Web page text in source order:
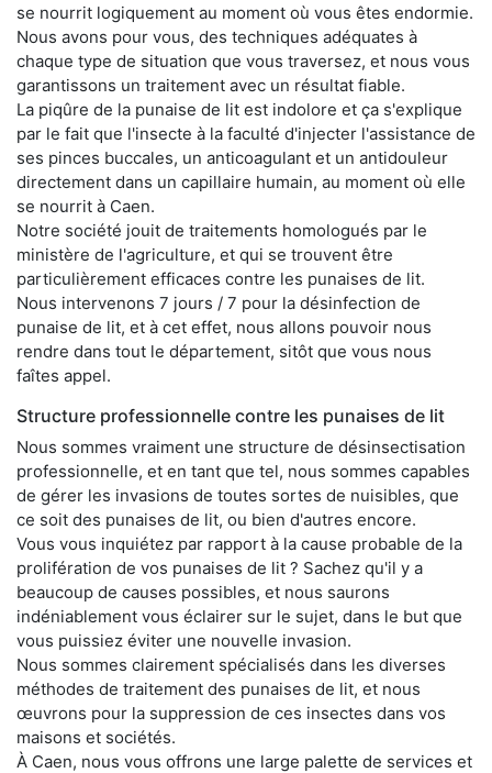
se nourrit logiquement au moment où vous êtes endormie.
Nous avons pour vous, des techniques adéquates à
chaque type de situation que vous traversez, et nous vous
garantissons un traitement avec un résultat fiable.
La piqûre de la punaise de lit est indolore et ça s'explique
par le fait que l'insecte à la faculté d'injecter l'assistance de
ses pinces buccales, un anticoagulant et un antidouleur
directement dans un capillaire humain, au moment où elle
se nourrit à Caen.
Notre société jouit de traitements homologués par le
ministère de l'agriculture, et qui se trouvent être
particulièrement efficaces contre les punaises de lit.
Nous intervenons 7 jours / 7 pour la désinfection de
punaise de lit, et à cet effet, nous allons pouvoir nous
rendre dans tout le département, sitôt que vous nous
faîtes appel.
Structure professionnelle contre les punaises de lit
Nous sommes vraiment une structure de désinsectisation
professionnelle, et en tant que tel, nous sommes capables
de gérer les invasions de toutes sortes de nuisibles, que
ce soit des punaises de lit, ou bien d'autres encore.
Vous vous inquiétez par rapport à la cause probable de la
prolifération de vos punaises de lit ? Sachez qu'il y a
beaucoup de causes possibles, et nous saurons
indéniablement vous éclairer sur le sujet, dans le but que
vous puissiez éviter une nouvelle invasion.
Nous sommes clairement spécialisés dans les diverses
méthodes de traitement des punaises de lit, et nous
œuvrons pour la suppression de ces insectes dans vos
maisons et sociétés.
À Caen, nous vous offrons une large palette de services et